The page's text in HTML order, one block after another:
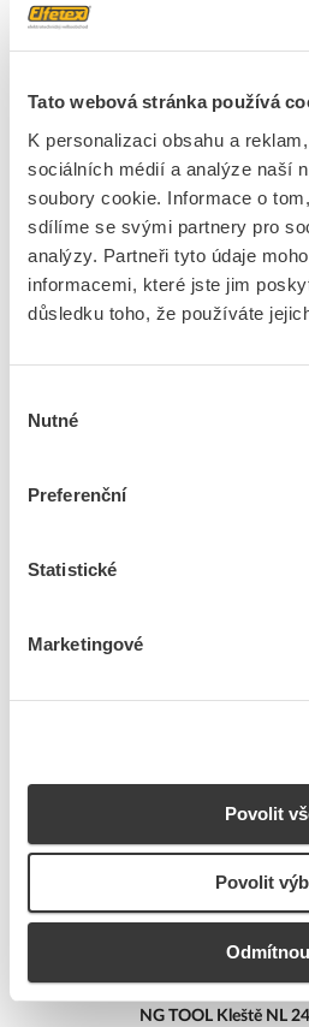
Tato webová stránka používá
K personalizaci obsahu a
sociálních médií a analýze naší
soubory cookie. Informace o
sdílíme se svými partnery pro
analýzy. Partneři tyto údaje
informacemi, které jste jim
důsledku toho, že používáte
souhlasu
Nutné
Preferenční
Statistické
Marketingové
Povolit
Povolit
5dní
konektory
6P4C/RJ11, 4P4C,
Kód ELFETEX
EAN
Kód výrobce
NL
Cena s DPH
NG TOOL Kleště NL
Kód ELFETEX
Značka
NG
NG TOOL Kleště NL